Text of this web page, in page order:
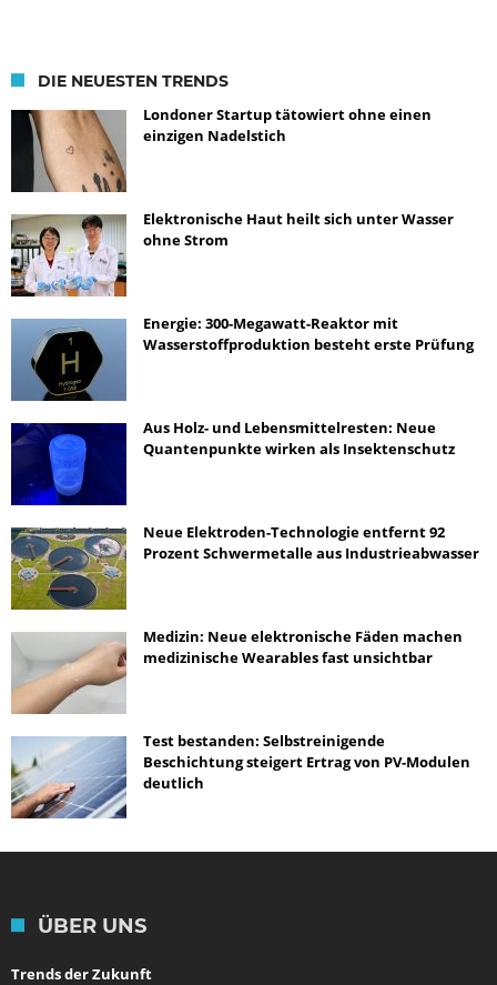
DIE NEUESTEN TRENDS
Londoner Startup tätowiert ohne einen
einzigen Nadelstich
Elektronische Haut heilt sich unter Wasser
ohne Strom
Energie: 300-Megawatt-Reaktor mit
Wasserstoffproduktion besteht erste Prüfung
Aus Holz- und Lebensmittelresten: Neue
Quantenpunkte wirken als Insektenschutz
Neue Elektroden-Technologie entfernt 92
Prozent Schwermetalle aus Industrieabwasser
Medizin: Neue elektronische Fäden machen
medizinische Wearables fast unsichtbar
Test bestanden: Selbstreinigende
Beschichtung steigert Ertrag von PV-Modulen
deutlich
ÜBER UNS
Trends der Zukunft